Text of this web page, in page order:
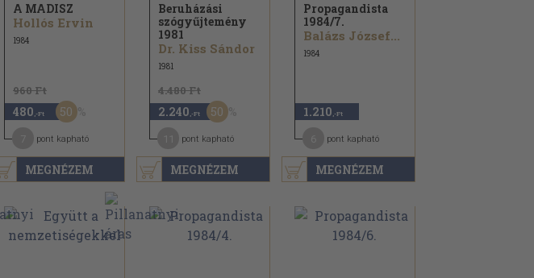
MEGNÉZEM
A MADISZ
Hollós Ervin
1984
960 Ft
480 ,-Ft 50
pont kapható
MEGNÉZEM
Beruházási
szógyűjtemény
1981
Dr. Kiss Sándor
1981
4.480 Ft
2.240 ,-Ft 50
pont kapható
MEGNÉZEM
Propagandista
1984/7.
Balázs József...
1984
1.210 ,-Ft
pont kapható